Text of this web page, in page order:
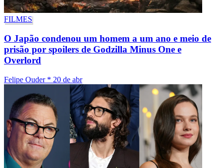
FILMES
O Japão condenou um homem a um ano e meio de
prisão por spoilers de Godzilla Minus One e
Overlord
Felipe Ouder * 20 de abr